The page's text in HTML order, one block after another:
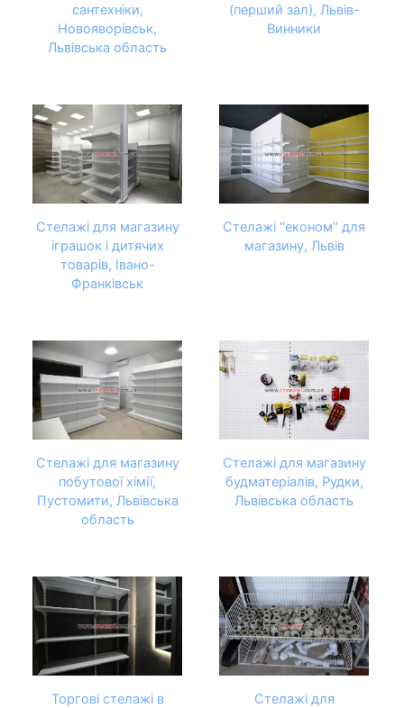
сантехніки,
Новояворівськ,
Львівська область
(перший зал), Львів-
Винники
Стелажі для магазину
іграшок і дитячих
товарів, Івано-
Франківськ
Стелажі ''економ'' для
магазину, Львів
Стелажі для магазину
побутової хімії,
Пустомити, Львівська
область
Стелажі для магазину
будматеріалів, Рудки,
Львівська область
Торгові стелажі в
Стелажі для